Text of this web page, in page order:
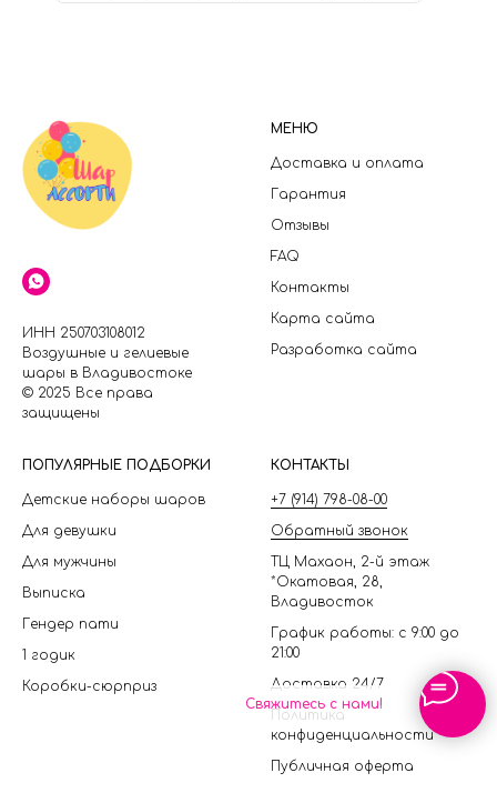
Свяжитесь с нами!
ИНН 250703108012
Воздушные и гелиевые
шары в Владивостоке
© 2025 Все права
защищены
МЕНЮ
Доставка и оплата
Гарантия
Отзывы
FAQ
Контакты
Карта сайта
Разработка сайта
ПОПУЛЯРНЫЕ ПОДБОРКИ
Детские наборы шаров
Для девушки
Для мужчины
Выписка
Гендер пати
1 годик
Коробки-сюрприз
КОНТАКТЫ
+7 (914) 798-08-00
Обратный звонок
ТЦ Махаон, 2-й этаж
*Окатовая, 28,
Владивосток
График работы: с 9:00 до
21:00
Доставка 24/7
Политика
конфиденциальности
Публичная оферта